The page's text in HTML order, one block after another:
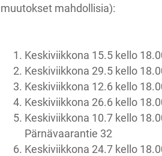
muutokset mahdollisia):
Keskiviikkona 15.5 kello
Keskiviikkona 29.5 kello
Keskiviikkona 12.6 kello
Keskiviikkona 26.6 kello
Keskiviikkona 10.7 kello
Pärnävaarantie 32
Keskiviikkona 24.7 kello